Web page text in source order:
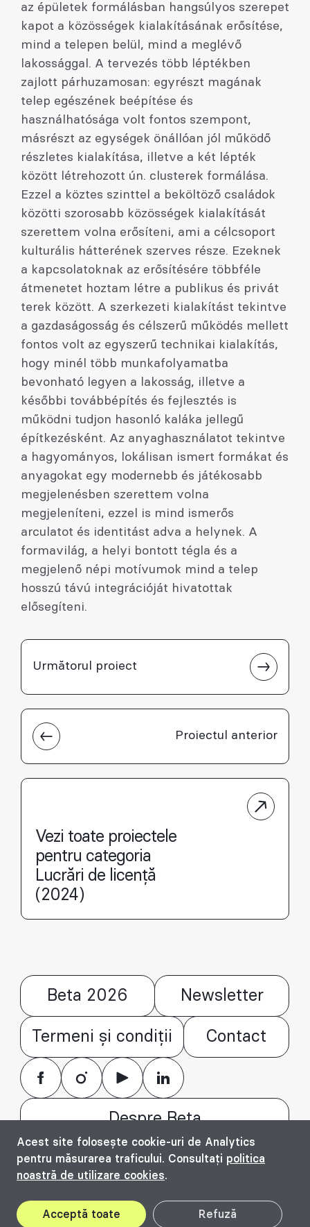
az épületek formálásban hangsúlyos szerepet
kapot a közösségek kialakításának erősítése,
mind a telepen belül, mind a meglévő
lakossággal. A tervezés több léptékben
zajlott párhuzamosan: egyrészt magának
telep egészének beépítése és
használhatósága volt fontos szempont,
másrészt az egységek önállóan jól működő
részletes kialakítása, illetve a két lépték
között létrehozott ún. clusterek formálása.
Ezzel a köztes szinttel a beköltöző családok
közötti szorosabb közösségek kialakítását
szerettem volna erősíteni, ami a célcsoport
kulturális hátterének szerves része. Ezeknek
a kapcsolatoknak az erősítésére többféle
átmenetet hoztam létre a publikus és privát
terek között. A szerkezeti kialakítást tekintve
a gazdaságosság és célszerű működés mellett
fontos volt az egyszerű technikai kialakítás,
hogy minél több munkafolyamatba
bevonható legyen a lakosság, illetve a
későbbi továbbépítés és fejlesztés is
működni tudjon hasonló kaláka jellegű
építkezésként. Az anyaghasználatot tekintve
a hagyományos, lokálisan ismert formákat és
anyagokat egy modernebb és játékosabb
megjelenésben szerettem volna
megjeleníteni, ezzel is mind ismerős
arculatot és identitást adva a helynek. A
formavilág, a helyi bontott tégla és a
megjelenő népi motívumok mind a telep
hosszú távú integrációját hivatottak
elősegíteni.
Proiectul anterior
Următorul proiect
Vezi toate proiectele
pentru categoria
Lucrări de licență
(2024)
Acest site folosește cookie-uri de Analytics
pentru măsurarea traficului. Consultați politica
noastră de utilizare cookies.
Acceptă toate Refuză
Beta 2026 Newsletter
Termeni și condiții Contact
Despre Beta
© Bienala timișoreană de arhitectură Beta
2016 - 2026. All rights reserved.
Top